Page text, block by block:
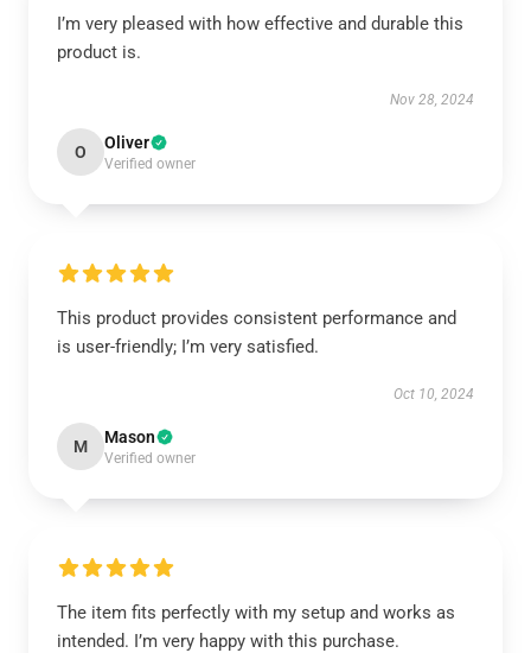
I’m very pleased with how effective and durable this
product is.
Nov 28, 2024
O Oliver
Verified owner
This product provides consistent performance and
is user-friendly; I’m very satisfied.
Oct 10, 2024
M Mason
Verified owner
The item fits perfectly with my setup and works as
intended. I’m very happy with this purchase.